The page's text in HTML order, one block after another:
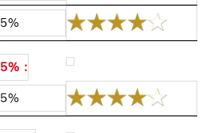
5%
5% :
5%